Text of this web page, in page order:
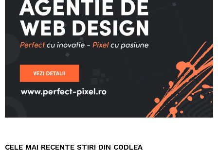
CELE MAI RECENTE STIRI DIN CODLEA